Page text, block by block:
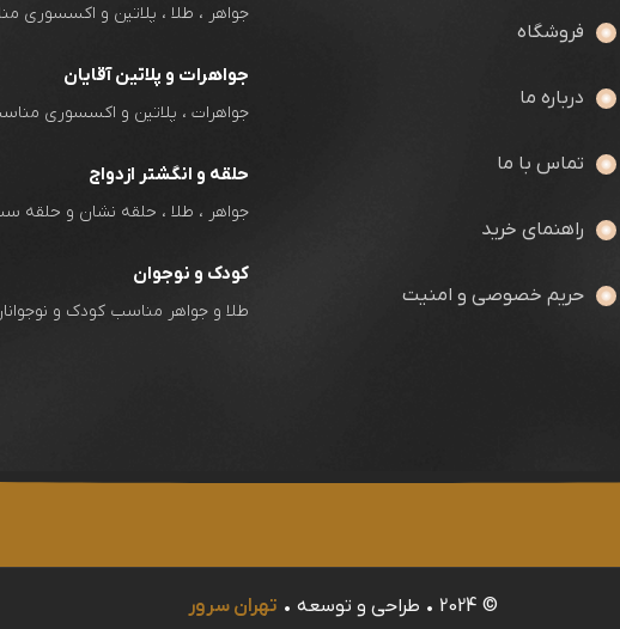
فروشگاه
درباره ما
تماس با ما
راهنمای خرید
حریم خصوصی و امنیت
جواهر ، طلا ، پلاتین و اکسسوری
جواهرات و پلاتین آقایان
جواهرات ، پلاتین و اکسسوری
حلقه و انگشتر ازدواج
جواهر ، طلا ، حلقه نشان و حلقه
کودک و نوجوان
طلا و جواهر مناسب کودک و
© 2024 • طراحی و توسعه • تهران سرور